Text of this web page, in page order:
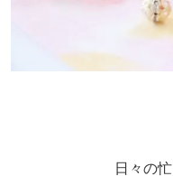
日々の